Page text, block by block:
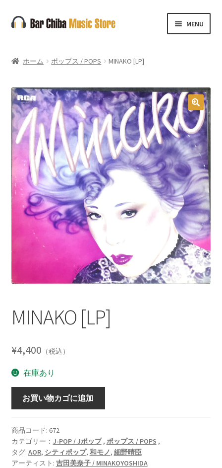
ナ
ビ
ー
ン
へ
ス
キ
ッ
コ
ン
ン
ス
キ
ッ
プ
MENU
ホーム ポップス / POPS MINAKO [LP]
🔍
MINAKO [LP]
¥4,400 （税込）
在庫あり
MINAKO
[LP]
お買い物カゴに追加
商品コード: 672
カテゴリー： J-POP / Jポップ, ポップス / POPS ,
タグ: AOR, シティポップ, 和モノ, 細野晴臣
アーティスト: 吉田美奈子 / MINAKOYOSHIDA